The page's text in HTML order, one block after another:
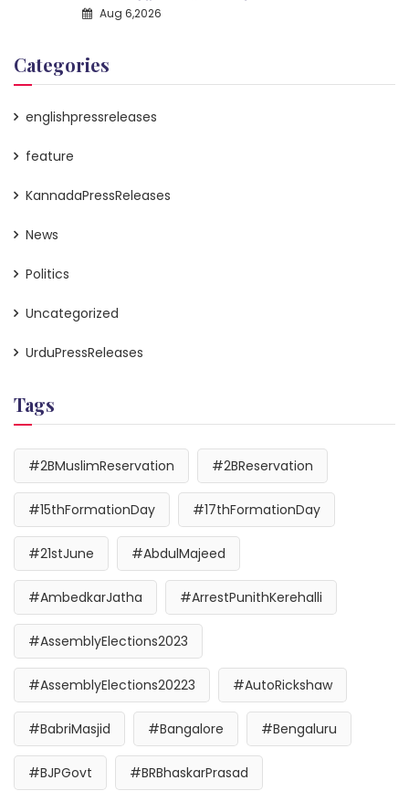
Aug 6,2026
Categories
englishpressreleases
feature
KannadaPressReleases
News
Politics
Uncategorized
UrduPressReleases
Tags
#2BMuslimReservation #2BReservation
#15thFormationDay #17thFormationDay
#21stJune #AbdulMajeed
#AmbedkarJatha #ArrestPunithKerehalli
#AssemblyElections2023
#AssemblyElections20223 #AutoRickshaw
#BabriMasjid #Bangalore #Bengaluru
#BJPGovt #BRBhaskarPrasad